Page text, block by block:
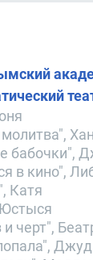
бабочки",
в кино",
Катя
черт",